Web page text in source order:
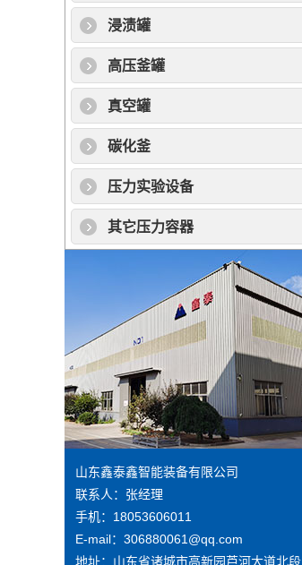
浸渍罐
高压釜罐
真空罐
碳化釜
压力实验设备
其它压力容器
山东鑫泰鑫智能装备有限公司
联系人：张经理
手机：18053606011
E-mail：306880061@qq.com
地址：山东省诸城市高新园芦河大道北段